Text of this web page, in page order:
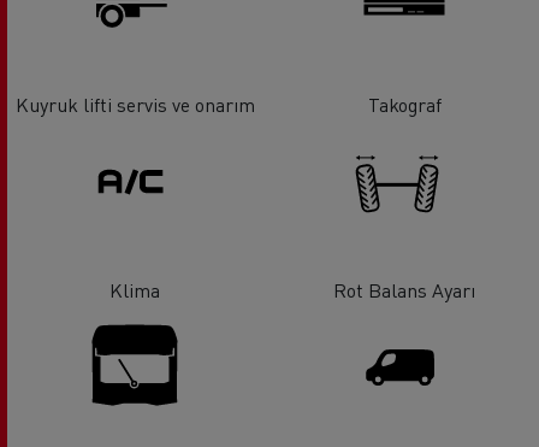
Kuyruk lifti servis ve onarım Takograf
Klima Rot Balans Ayarı